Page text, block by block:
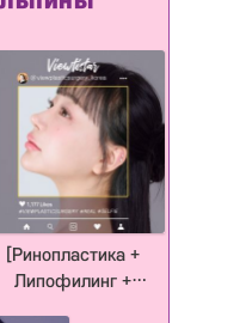
[Ринопластика +
Липофилинг +